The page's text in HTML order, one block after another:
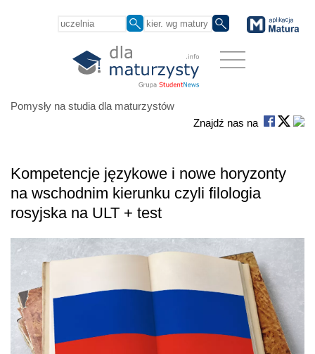
Pomysły na studia dla maturzystów
Znajdź nas na
Kompetencje językowe i nowe horyzonty
na wschodnim kierunku czyli filologia
rosyjska na ULT + test